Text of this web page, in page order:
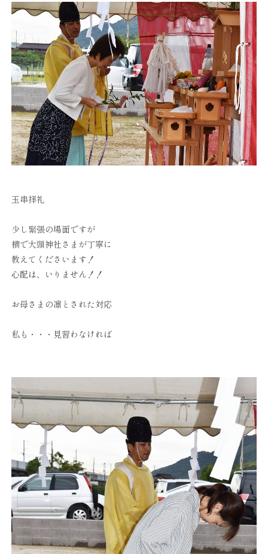
玉串拝礼
少し緊張の場面ですが
横で大頭神社さまが丁寧に
教えてくださいます！
心配は、いりません！！
お母さまの凛とされた対応
私も・・・見習わなければ